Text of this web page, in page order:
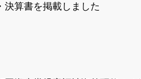
決算書を掲載しました